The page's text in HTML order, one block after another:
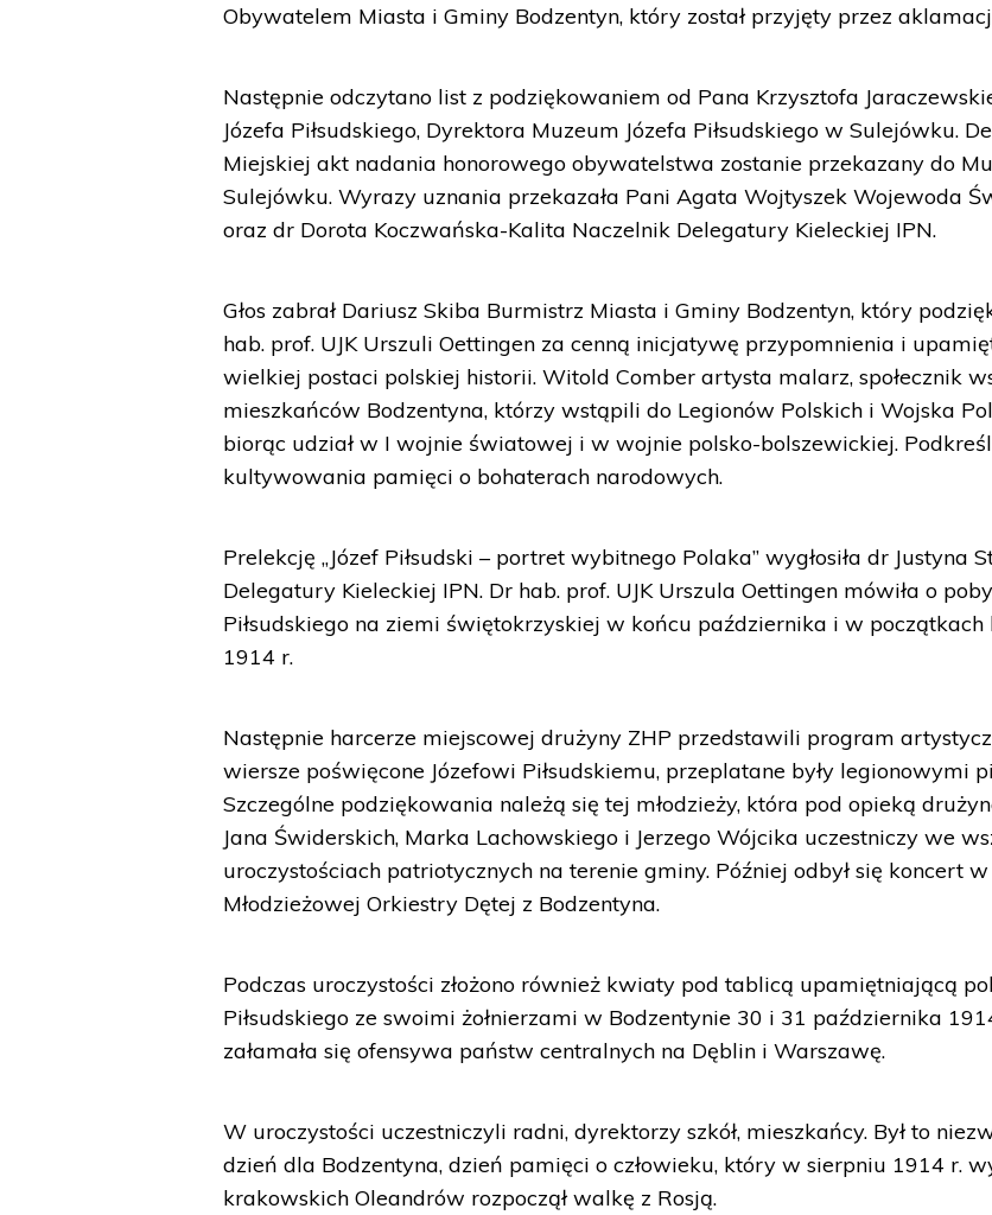
Obywatelem Miasta i Gminy Bodzentyn, który został przyjęty przez
Następnie odczytano list z podziękowaniem od Pana Krzysztofa
Józefa Piłsudskiego, Dyrektora Muzeum Józefa Piłsudskiego w Sulejówku.
Miejskiej akt nadania honorowego obywatelstwa zostanie przekazany do
Sulejówku. Wyrazy uznania przekazała Pani Agata Wojtyszek Wojewoda
oraz dr Dorota Koczwańska-Kalita Naczelnik Delegatury Kieleckiej IPN.
Głos zabrał Dariusz Skiba Burmistrz Miasta i Gminy Bodzentyn, który
hab. prof. UJK Urszuli Oettingen za cenną inicjatywę przypomnienia i
wielkiej postaci polskiej historii. Witold Comber artysta malarz, społecznik
mieszkańców Bodzentyna, którzy wstąpili do Legionów Polskich i Wojska
biorąc udział w I wojnie światowej i w wojnie polsko-bolszewickiej.
kultywowania pamięci o bohaterach narodowych.
Prelekcję „Józef Piłsudski – portret wybitnego Polaka” wygłosiła dr Justyna
Delegatury Kieleckiej IPN. Dr hab. prof. UJK Urszula Oettingen mówiła o
Piłsudskiego na ziemi świętokrzyskiej w końcu października i w początkach
1914 r.
Następnie harcerze miejscowej drużyny ZHP przedstawili program
wiersze poświęcone Józefowi Piłsudskiemu, przeplatane były legionowymi
Szczególne podziękowania należą się tej młodzieży, która pod opieką
Jana Świderskich, Marka Lachowskiego i Jerzego Wójcika uczestniczy we
uroczystościach patriotycznych na terenie gminy. Później odbył się koncert
Młodzieżowej Orkiestry Dętej z Bodzentyna.
Podczas uroczystości złożono również kwiaty pod tablicą upamiętniającą
Piłsudskiego ze swoimi żołnierzami w Bodzentynie 30 i 31 października
załamała się ofensywa państw centralnych na Dęblin i Warszawę.
W uroczystości uczestniczyli radni, dyrektorzy szkół, mieszkańcy. Był to
dzień dla Bodzentyna, dzień pamięci o człowieku, który w sierpniu 1914 r.
krakowskich Oleandrów rozpoczął walkę z Rosją.